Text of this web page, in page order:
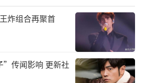
炸组合再聚首
传闻影响 更新社